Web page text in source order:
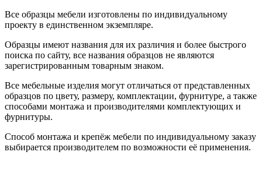
Все образцы мебели изготовлены по индивидуальному
проекту в единственном экземпляре.
Образцы имеют названия для их различия и более быстрого
поиска по сайту, все названия образцов не являются
зарегистрированным товарным знаком.
Все мебельные изделия могут отличаться от представленных
образцов по цвету, размеру, комплектации, фурнитуре, а также
способами монтажа и производителями комплектующих и
фурнитуры.
Способ монтажа и крепёж мебели по индивидуальному заказу
выбирается производителем по возможности её применения.